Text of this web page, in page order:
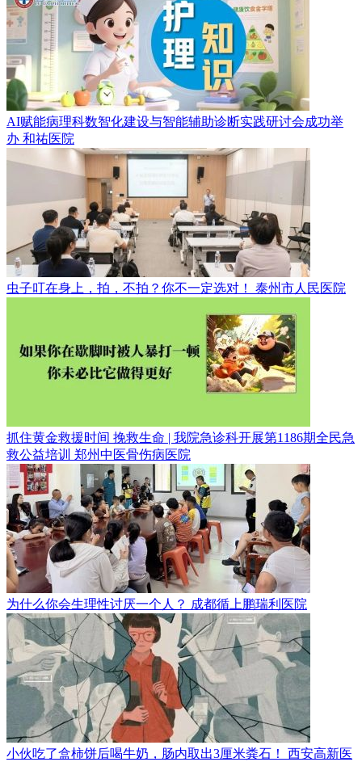
AI赋能病理科数智化建设与智能辅助诊断实践研讨会成功举
办 和祐医院
虫子叮在身上，拍，不拍？你不一定选对！ 泰州市人民医院
抓住黄金救援时间 挽救生命 | 我院急诊科开展第1186期全民急
救公益培训 郑州中医骨伤病医院
为什么你会生理性讨厌一个人？ 成都循上鹏瑞利医院
小伙吃了盒柿饼后喝牛奶，肠内取出3厘米粪石！ 西安高新医